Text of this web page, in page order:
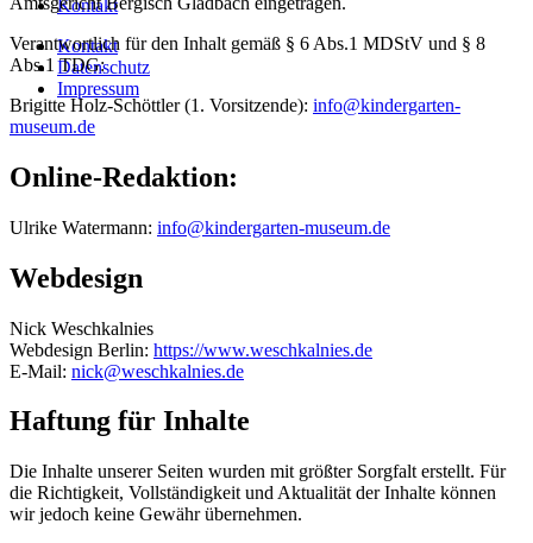
Kontakt
Kontakt
Datenschutz
Impressum
Verantwortlich für den Inhalt gemäß § 6 Abs.1 MDStV und § 8
Abs.1 TDG:
Brigitte Holz-Schöttler (1. Vorsitzende): info@kindergarten-
museum.de
Online-Redaktion:
Ulrike Watermann: info@kindergarten-museum.de
Webdesign
Nick Weschkalnies
Webdesign Berlin: https://www.weschkalnies.de
E-Mail: nick@weschkalnies.de
Haftung für Inhalte
Die Inhalte unserer Seiten wurden mit größter Sorgfalt erstellt. Für
die Richtigkeit, Vollständigkeit und Aktualität der Inhalte können
wir jedoch keine Gewähr übernehmen.